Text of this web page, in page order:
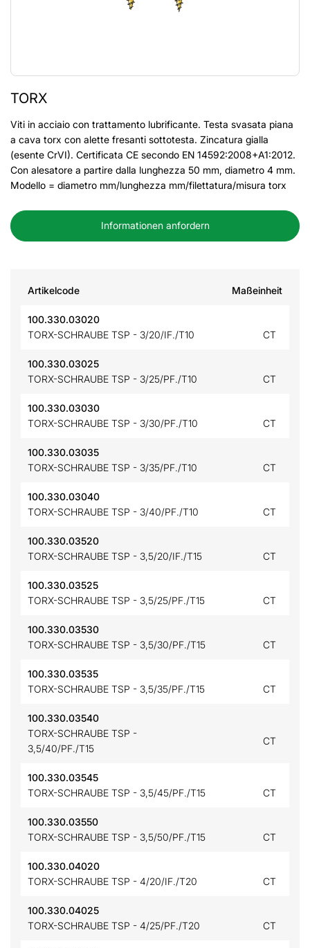
TORX
Viti in acciaio con trattamento lubrificante. Testa svasata piana
a cava torx con alette fresanti sottotesta. Zincatura gialla
(esente CrVI). Certificata CE secondo EN 14592:2008+A1:2012.
Con alesatore a partire dalla lunghezza 50 mm, diametro 4 mm.
Modello = diametro mm/lunghezza mm/filettatura/misura torx
Informationen anfordern
Artikelcode Maßeinheit
100.330.03020
TORX-SCHRAUBE TSP - 3/20/IF./T10
CT
100.330.03025
TORX-SCHRAUBE TSP - 3/25/PF./T10
CT
100.330.03030
TORX-SCHRAUBE TSP - 3/30/PF./T10
CT
100.330.03035
TORX-SCHRAUBE TSP - 3/35/PF./T10
CT
100.330.03040
TORX-SCHRAUBE TSP - 3/40/PF./T10
CT
100.330.03520
TORX-SCHRAUBE TSP - 3,5/20/IF./T15
CT
100.330.03525
TORX-SCHRAUBE TSP - 3,5/25/PF./T15
CT
100.330.03530
TORX-SCHRAUBE TSP - 3,5/30/PF./T15
CT
100.330.03535
TORX-SCHRAUBE TSP - 3,5/35/PF./T15
CT
100.330.03540
TORX-SCHRAUBE TSP -
3,5/40/PF./T15
CT
100.330.03545
TORX-SCHRAUBE TSP - 3,5/45/PF./T15
CT
100.330.03550
TORX-SCHRAUBE TSP - 3,5/50/PF./T15
CT
100.330.04020
TORX-SCHRAUBE TSP - 4/20/IF./T20
CT
100.330.04025
TORX-SCHRAUBE TSP - 4/25/PF./T20
CT